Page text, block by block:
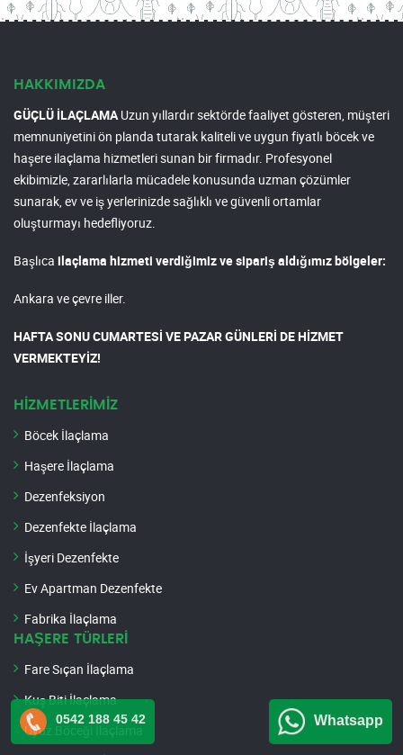
HAKKIMIZDA
GÜÇLÜ İLAÇLAMAUzun yıllardır sektörde faaliyet gösteren, müşteri
memnuniyetini ön planda tutarak kaliteli ve uygun fiyatlı böcek ve
haşere ilaçlama hizmetleri sunan bir firmadır. Profesyonel
ekibimizle, zararlılarla mücadele konusunda uzman çözümler
sunarak, ev ve iş yerlerinizde sağlıklı ve güvenli ortamlar
oluşturmayı hedefliyoruz.
Başlıca ilaçlama hizmeti verdiğimiz ve sipariş aldığımız bölgeler:
Ankara ve çevre iller.
HAFTA SONU CUMARTESİ VE PAZAR GÜNLERİ DE HİZMET
VERMEKTEYİZ!
HİZMETLERİMİZ
Böcek İlaçlama
Haşere İlaçlama
Dezenfeksiyon
Dezenfekte İlaçlama
İşyeri Dezenfekte
Ev Apartman Dezenfekte
Fabrika İlaçlama
HAŞERE TÜRLERİ
Fare Sıçan İlaçlama
Kuş Biti İlaçlama
Uyuz Böceği İlaçlama
0542 188 45 42 Whatsapp